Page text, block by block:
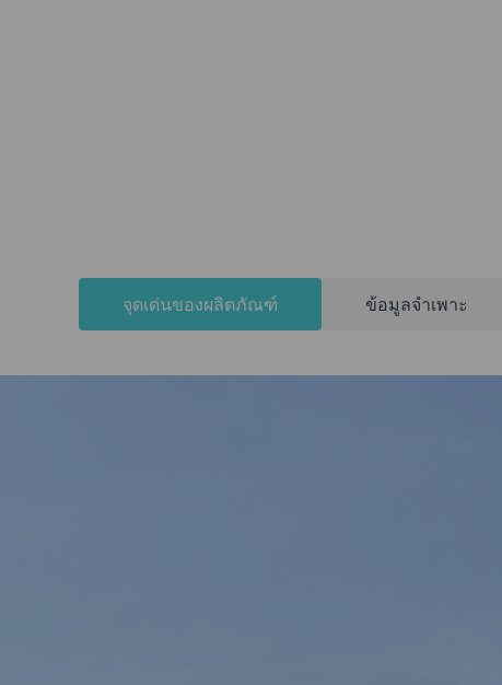
จุดเด่นของผลิตภัณฑ์ ข้อมูลจำเพาะ